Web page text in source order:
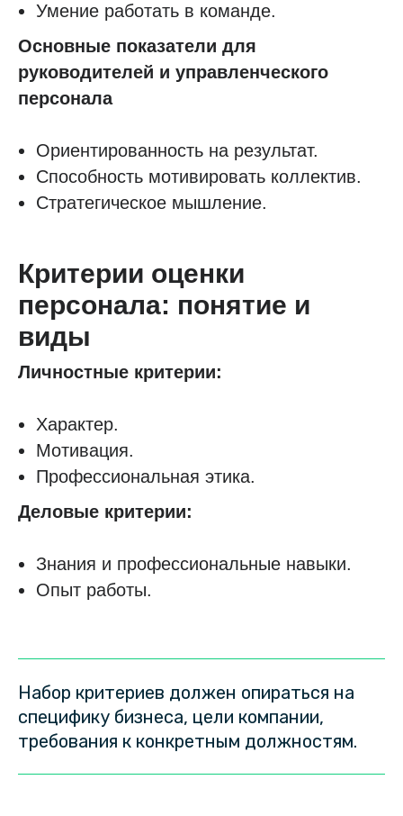
Умение работать в команде.
Основные показатели для
руководителей и управленческого
персонала
Ориентированность на результат.
Способность мотивировать коллектив.
Стратегическое мышление.
Критерии оценки
персонала: понятие и
виды
Личностные критерии:
Характер.
Мотивация.
Профессиональная этика.
Деловые критерии:
Знания и профессиональные навыки.
Опыт работы.
Набор критериев должен опираться на
специфику бизнеса, цели компании,
требования к конкретным должностям.